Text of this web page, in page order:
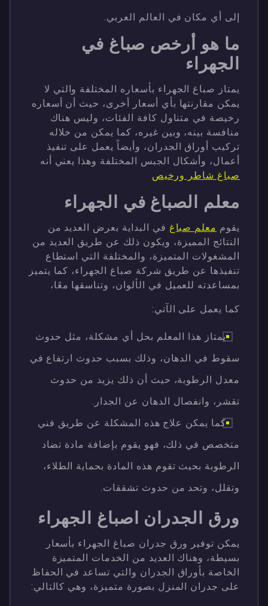
إلى أي مكان في العالم العربي.
ما هو أرخص صباغ في
الجهراء
يمتاز صباغ الجهراء بأسعاره المختلفة والتي لا
يمكن مقارنتها بأي أسعار أخرى، حيث أن أسعاره
رخيصة في متناول كافة الفئات، وليس هناك
منافسة بينه، وبين غيره، كما يمكن من خلاله
تركيب أوراق الجدران، وأيضاً يعمل على تنفيذ
أعمال، وأشكال الجبس المختلفة وهذا يعني أنه
صباغ شاطر ورخيص
معلم الصباغ في الجهراء
يقوممعلم صباغفي البداية بعرض العديد من
النتائج المميزة، ويكون ذلك عن طريق العديد من
المشغولات المتميزة، والمختلفة التي استطاع
تنفيذها عن طريق شركة صباغ الجهراء، كما يتميز
بمساعدته للعميل في الألوان، وتناسقها معًا،
كما يعمل على الآتي:
يمتاز هذا المعلم بحل أي مشكلة، مثل حدوث
سقوط في الدهان، وذلك بسبب حدوث ارتفاع في
معدل الرطوبة، حيث أن ذلك يزيد من حدوث
تقشر، وانفصال الدهان عن الجدار.
كما يمكن علاج هذه المشكلة عن طريق فني
متخصص في ذلك، فهو يقوم بإضافة مادة تضاد
الرطوبة بحيث تقوم هذه المادة بحماية الطلاء،
وتقلل، وتحد من حدوث تشققات.
ورق الجدران اصباغ الجهراء
يمكن توفير ورق جدران صباغ الجهراء بأسعار
بسيطة، وهناك العديد من الخدمات المتميزة
الخاصة بأوراق الجدران والتي تساعد في الحفاظ
على جدران المنزل بصورة متميزة، وهي كالتالي: